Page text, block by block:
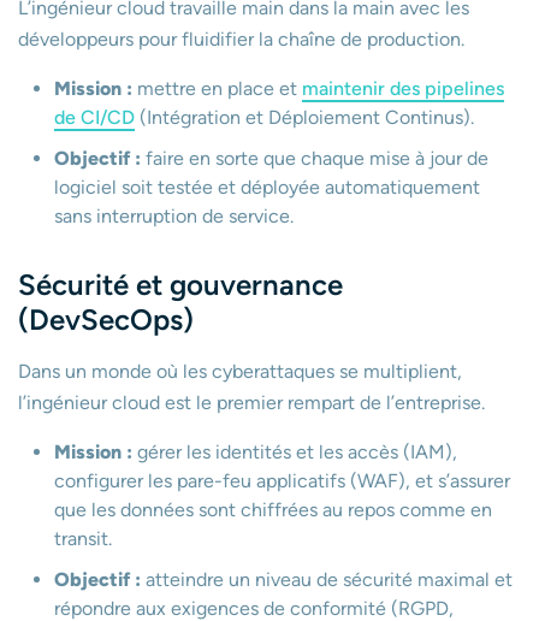
L’ingénieur cloud travaille main dans la main avec les
développeurs pour fluidifier la chaîne de production.
Mission : mettre en place et maintenir des pipelines
de CI/CD (Intégration et Déploiement Continus).
Objectif : faire en sorte que chaque mise à jour de
logiciel soit testée et déployée automatiquement
sans interruption de service.
Sécurité et gouvernance
(DevSecOps)
Dans un monde où les cyberattaques se multiplient,
l’ingénieur cloud est le premier rempart de l’entreprise.
Mission : gérer les identités et les accès (IAM),
configurer les pare-feu applicatifs (WAF), et s’assurer
que les données sont chiffrées au repos comme en
transit.
Objectif : atteindre un niveau de sécurité maximal et
répondre aux exigences de conformité (RGPD,